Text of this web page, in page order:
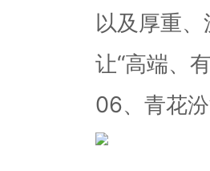
以及厚重
让“高端、
06、青花